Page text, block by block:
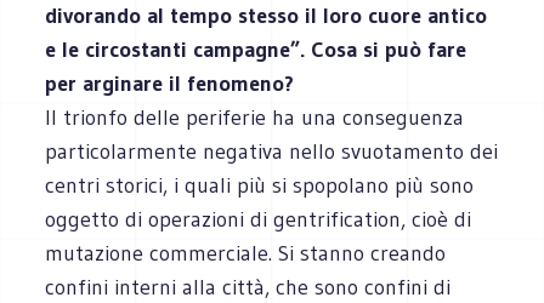
divorando al tempo stesso il loro cuore antico
e le circostanti campagne”. Cosa si può fare
per arginare il fenomeno?
Il trionfo delle periferie ha una conseguenza
particolarmente negativa nello svuotamento dei
centri storici, i quali più si spopolano più sono
oggetto di operazioni di gentrification, cioè di
mutazione commerciale. Si stanno creando
confini interni alla città, che sono confini di